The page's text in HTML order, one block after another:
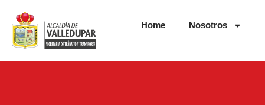
Home Nosotros